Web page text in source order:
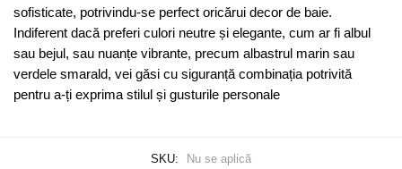
sofisticate, potrivindu-se perfect oricărui decor de baie.
Indiferent dacă preferi culori neutre și elegante, cum ar fi albul
sau bejul, sau nuanțe vibrante, precum albastrul marin sau
verdele smarald, vei găsi cu siguranță combinația potrivită
pentru a-ți exprima stilul și gusturile personale
SKU:
Nu se aplică